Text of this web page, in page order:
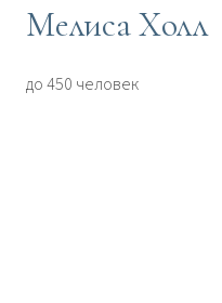
Мелиса Холл
до 450 человек